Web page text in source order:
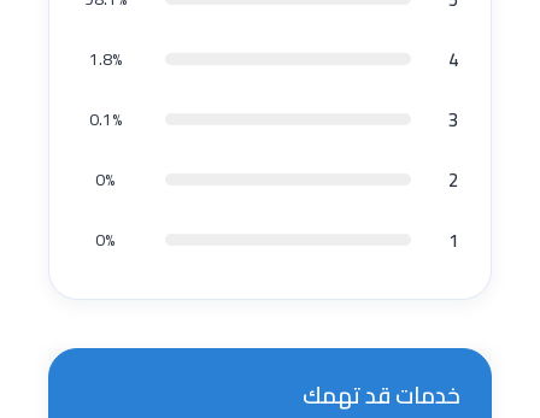
4
1.8%
3
0.1%
2
0%
1
0%
خدمات قد تهمك